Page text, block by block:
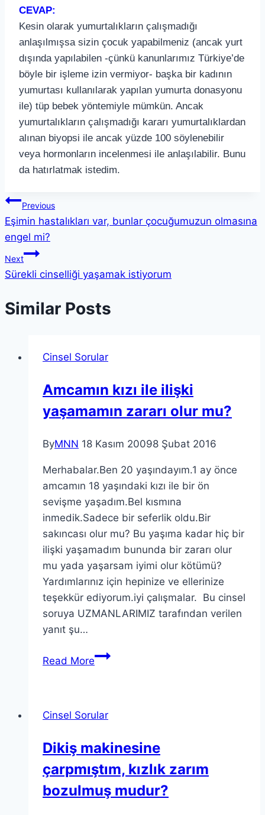
CEVAP:
Kesin olarak yumurtalıkların çalışmadığı
anlaşılmışsa sizin çocuk yapabilmeniz (ancak yurt
dışında yapılabilen -çünkü kanunlarımız Türkiye’de
böyle bir işleme izin vermiyor- başka bir kadının
yumurtası kullanılarak yapılan yumurta donasyonu
ile) tüp bebek yöntemiyle mümkün. Ancak
yumurtalıkların çalışmadığı kararı yumurtalıklardan
alınan biyopsi ile ancak yüzde 100 söylenebilir
veya hormonların incelenmesi ile anlaşılabilir. Bunu
da hatırlatmak istedim.
Previous
Eşimin hastalıkları var, bunlar çocuğumuzun olmasına
engel mi?
Next
Sürekli cinselliği yaşamak istiyorum
Similar Posts
Cinsel Sorular
Amcamın kızı ile ilişki
yaşamamın zararı olur mu?
ByMNN 18 Kasım 20098 Şubat 2016
Merhabalar.Ben 20 yaşındayım.1 ay önce
amcamın 18 yaşındaki kızı ile bir ön
sevişme yaşadım.Bel kısmına
inmedik.Sadece bir seferlik oldu.Bir
sakıncası olur mu? Bu yaşıma kadar hiç bir
ilişki yaşamadım bununda bir zararı olur
mu yada yaşarsam iyimi olur kötümü?
Yardımlarınız için hepinize ve ellerinize
teşekkür ediyorum.iyi çalışmalar. Bu cinsel
soruya UZMANLARIMIZ tarafından verilen
yanıt şu…
Read More
Cinsel Sorular
Dikiş makinesine
çarpmıştım, kızlık zarım
bozulmuş mudur?